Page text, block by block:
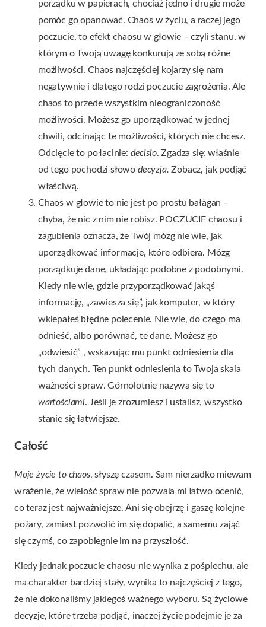
porządku w papierach, chociaż jedno i drugie może
pomóc go opanować. Chaos w życiu, a raczej jego
poczucie, to efekt chaosu w głowie – czyli stanu, w
którym o Twoją uwagę konkurują ze sobą różne
możliwości. Chaos najczęściej kojarzy się nam
negatywnie i dlatego rodzi poczucie zagrożenia. Ale
chaos to przede wszystkim nieograniczoność
możliwości. Możesz go uporządkować w jednej
chwili, odcinając te możliwości, których nie chcesz.
Odcięcie to po łacinie: decisio. Zgadza się: właśnie
od tego pochodzi słowo decyzja. Zobacz, jak podjąć
właściwą.
Chaos w głowie to nie jest po prostu bałagan –
chyba, że nic z nim nie robisz. POCZUCIE chaosu i
zagubienia oznacza, że Twój mózg nie wie, jak
uporządkować informacje, które odbiera. Mózg
porządkuje dane, układając podobne z podobnymi.
Kiedy nie wie, gdzie przyporządkować jakąś
informację, „zawiesza się”, jak komputer, w który
wklepałeś błędne polecenie. Nie wie, do czego ma
odnieść, albo porównać, te dane. Możesz go
„odwiesić” , wskazując mu punkt odniesienia dla
tych danych. Ten punkt odniesienia to Twoja skala
ważności spraw. Górnolotnie nazywa się to
wartościami. Jeśli je zrozumiesz i ustalisz, wszystko
stanie się łatwiejsze.
Całość
Moje życie to chaos, słyszę czasem. Sam nierzadko miewam
wrażenie, że wielość spraw nie pozwala mi łatwo ocenić,
co teraz jest najważniejsze. Ani się obejrzę i gaszę kolejne
pożary, zamiast pozwolić im się dopalić, a samemu zająć
się czymś, co zapobiegnie im na przyszłość.
Kiedy jednak poczucie chaosu nie wynika z pośpiechu, ale
ma charakter bardziej stały, wynika to najczęściej z tego,
że nie dokonaliśmy jakiegoś ważnego wyboru. Są życiowe
decyzje, które trzeba podjąć, inaczej życie podejmie je za